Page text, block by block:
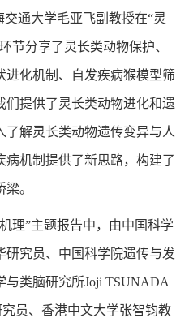
交通大学毛亚飞副教授在“灵
节分享了灵长类动物保护、
化机制、自发疾病猴模型筛
们提供了灵长类动物进化和遗
解灵长类动物遗传变异与人
机制提供了新思路，构建了
。
理”主题报告中，由中国科学
研究员、中国科学院遗传与发
与类脑研究所Joji TSUNADA
究员、香港中文大学张智钧教